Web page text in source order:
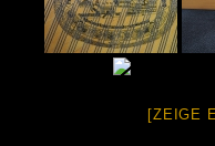
[ZEIGE